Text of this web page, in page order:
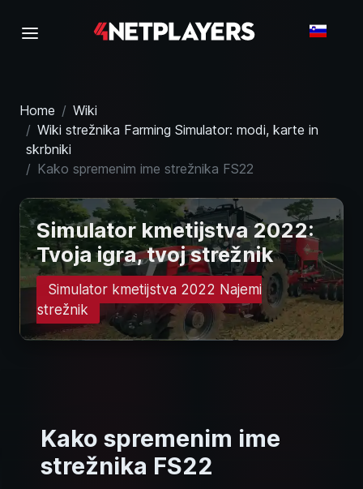
Home
Wiki
Wiki strežnika Farming Simulator: modi, karte in
skrbniki
Kako spremenim ime strežnika FS22
Simulator kmetijstva 2022:
Tvoja igra, tvoj strežnik
Simulator kmetijstva 2022 Najemi
strežnik
Kako spremenim ime
strežnika FS22